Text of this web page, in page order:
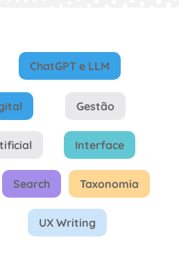
ChatGPT e LLM
Gestão
Interface
Search Taxonomia
UX Writing